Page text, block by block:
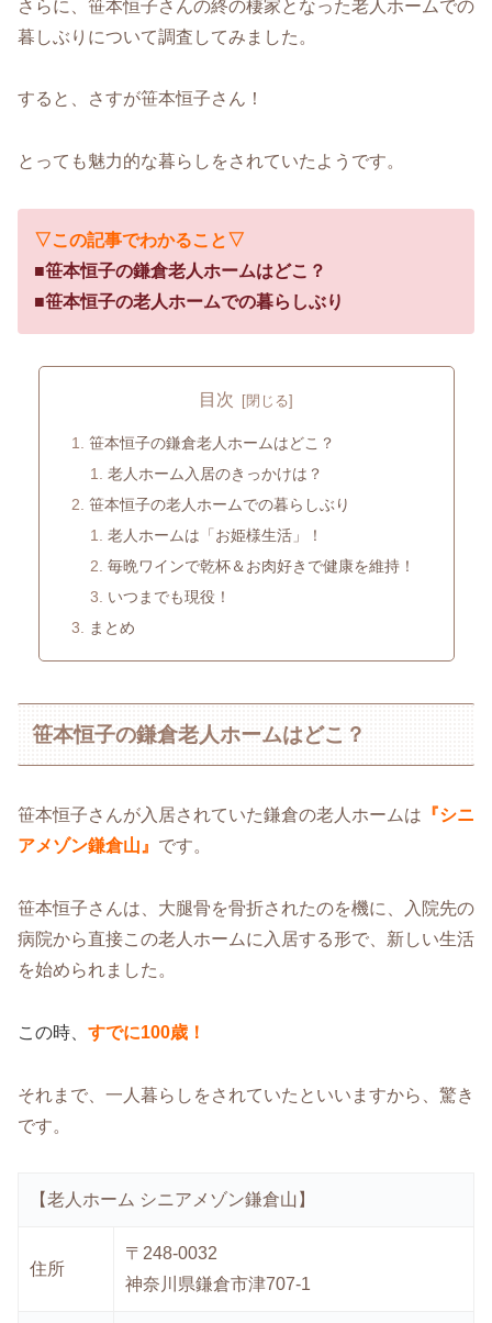
さらに、笹本恒子さんの終の棲家となった老人ホームでの
暮しぶりについて調査してみました。
すると、さすが笹本恒子さん！
とっても魅力的な暮らしをされていたようです。
▽この記事でわかること▽
■笹本恒子の鎌倉老人ホームはどこ？
■笹本恒子の老人ホームでの暮らしぶり
目次
笹本恒子の鎌倉老人ホームはどこ？
老人ホーム入居のきっかけは？
笹本恒子の老人ホームでの暮らしぶり
老人ホームは「お姫様生活」！
毎晩ワインで乾杯＆お肉好きで健康を維持！
いつまでも現役！
まとめ
笹本恒子の鎌倉老人ホームはどこ？
笹本恒子さんが入居されていた鎌倉の老人ホームは 『シニ
アメゾン鎌倉山』 です。
笹本恒子さんは、大腿骨を骨折されたのを機に、入院先の
病院から直接この老人ホームに入居する形で、新しい生活
を始められました。
この時、 すでに100歳！
それまで、一人暮らしをされていたといいますから、驚き
です。
【老人ホーム シニアメゾン鎌倉山】
住所
〒248-0032
神奈川県鎌倉市津707-1